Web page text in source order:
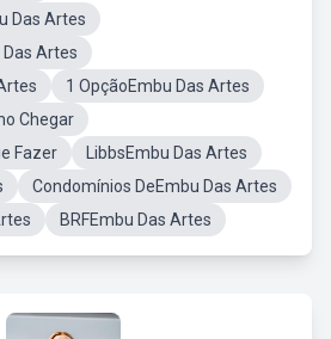
Das Artes
Das Artes
1 OpçãoEmbu Das Artes
Chegar
Fazer
LibbsEmbu Das Artes
Condomínios DeEmbu Das Artes
BRFEmbu Das Artes